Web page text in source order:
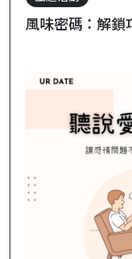
風味密碼：解鎖